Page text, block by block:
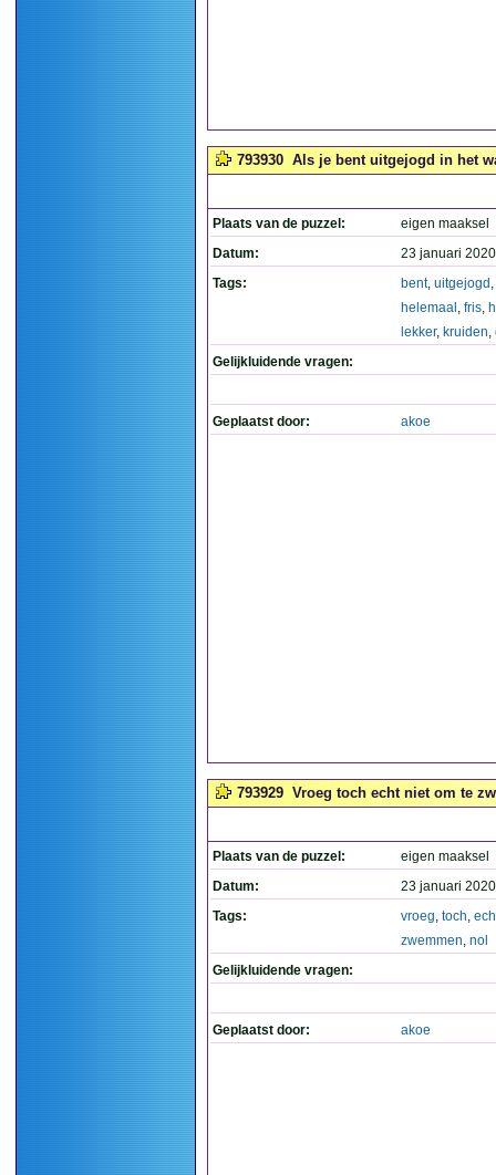
793930 Als je bent uitgejogd in het
Plaats van de puzzel:
eigen maaksel
Datum:
23 januari
Tags:
bent, uitgejogd ,
helemaal , fris,
lekker, kruiden,
Gelijkluidende vragen:
Geplaatst door: akoe
793929 Vroeg toch echt niet om te
Plaats van de puzzel:
eigen maaksel
Datum:
23 januari
Tags:
vroeg, toch,
zwemmen, nol
Gelijkluidende vragen:
Geplaatst door: akoe